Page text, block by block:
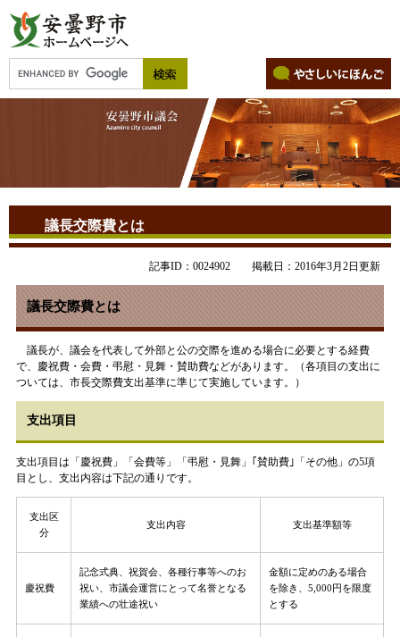
議長交際費とは
記事ID：0024902 掲載日：2016年3月2日更新
議長交際費とは
議長が、議会を代表して外部と公の交際を進める場合に必要とする経費
で、慶祝費・会費・弔慰・見舞・賛助費などがあります。（各項目の支出に
ついては、市長交際費支出基準に準じて実施しています。）
支出項目
支出項目は「慶祝費」「会費等」「弔慰・見舞」｢賛助費｣「その他」の5項
目とし、支出内容は下記の通りです。
支出区
分
支出内容 支出基準額等
慶祝費
記念式典、祝賀会、各種行事等へのお
祝い、市議会運営にとって名誉となる
業績への壮途祝い
金額に定めのある場合
を除き、5,000円を限度
とする